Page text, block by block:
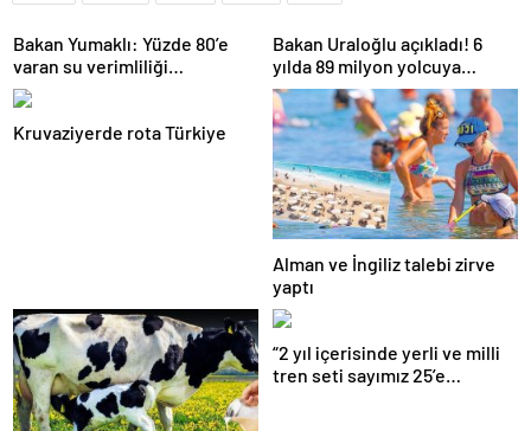
Bakan Yumaklı: Yüzde 80’e
varan su verimliliği
sağlayabiliriz
Bakan Uraloğlu açıkladı! 6
yılda 89 milyon yolcuya
hizmet verdi
Kruvaziyerde rota Türkiye
Alman ve İngiliz talebi zirve
yaptı
“2 yıl içerisinde yerli ve milli
tren seti sayımız 25’e